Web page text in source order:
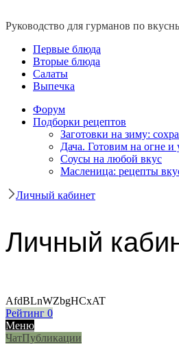
Руководство для гурманов по
Первые блюда
Вторые блюда
Салаты
Выпечка
Форум
Подборки рецептов
Заготовки на зиму:
Дача. Готовим на огне и
Соусы на любой вкус
Масленица: рецепты
Личный кабинет
Личный
AfdBLnWZbgHCxAT
Рейтинг 0
Меню
ЧатПубликации